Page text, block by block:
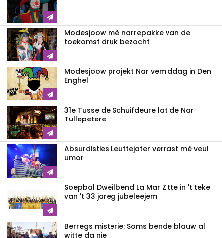
Modesjoow mè narrepakke van de
toekomst druk bezocht
Modesjoow projekt Nar vemiddag in Den
Enghel
31e Tusse de Schuifdeure lat de Nar
Tullepetere
Absurdisties Leuttejater verrast mè veul
umor
Soepbal Dweilbend La Mar Zitte in 't teke
van 't 33 jareg jubeleejem
Berregs misterie: Soms bende blauw al
witte da nie